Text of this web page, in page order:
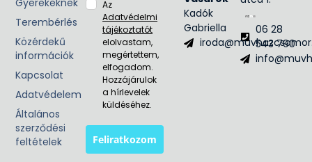
06 28
543 790
Kadók
Gabriella
Az
Adatvédelmi
tájékoztatót
elolvastam,
megértettem,
elfogadom.
Hozzájárulok
a hírlevelek
küldéséhez.
Feliratkozom
Gyerekeknek
Terembérlés
Közérdekű
információk
Kapcsolat
Adatvédelem
Általános
szerződési
feltételek